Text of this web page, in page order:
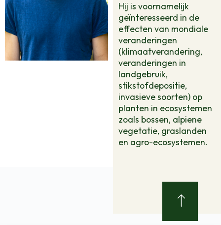
Hij is voornamelijk
geïnteresseerd in de
effecten van mondiale
veranderingen
(klimaatverandering,
veranderingen in
landgebruik,
stikstofdepositie,
invasieve soorten) op
planten in ecosystemen
zoals bossen, alpiene
vegetatie, graslanden
en agro-ecosystemen.